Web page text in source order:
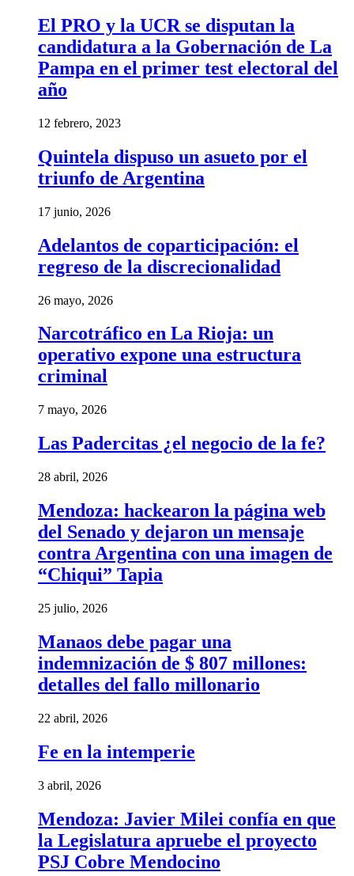
El PRO y la UCR se disputan la
candidatura a la Gobernación de La
Pampa en el primer test electoral del
año
12 febrero, 2023
Quintela dispuso un asueto por el
triunfo de Argentina
17 junio, 2026
Adelantos de coparticipación: el
regreso de la discrecionalidad
26 mayo, 2026
Narcotráfico en La Rioja: un
operativo expone una estructura
criminal
7 mayo, 2026
Las Padercitas ¿el negocio de la fe?
28 abril, 2026
Mendoza: hackearon la página web
del Senado y dejaron un mensaje
contra Argentina con una imagen de
“Chiqui” Tapia
25 julio, 2026
Manaos debe pagar una
indemnización de $ 807 millones:
detalles del fallo millonario
22 abril, 2026
Fe en la intemperie
3 abril, 2026
Mendoza: Javier Milei confía en que
la Legislatura apruebe el proyecto
PSJ Cobre Mendocino